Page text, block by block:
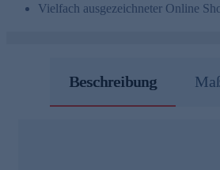
Vielfach ausgezeichneter Online
Beschreibung